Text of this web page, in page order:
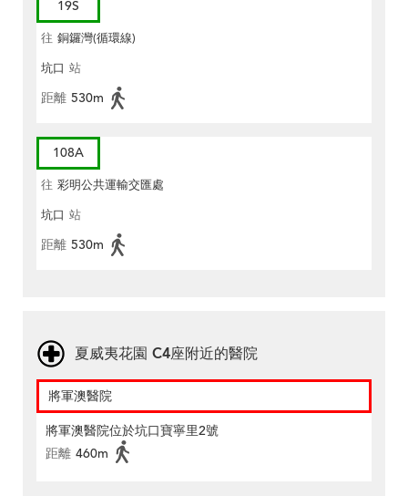
19S
往 銅鑼灣(循環線)
坑口 站
距離 530m
108A
往 彩明公共運輸交匯處
坑口 站
距離 530m
夏威夷花園 C4座附近的醫院
將軍澳醫院
將軍澳醫院位於坑口寶寧里2號
距離 460m